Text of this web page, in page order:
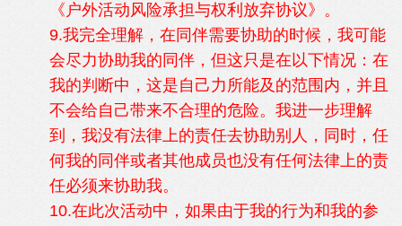
《户外活动风险承担与权利放弃协议》。
9.我完全理解，在同伴需要协助的时候，我可能
会尽力协助我的同伴，但这只是在以下情况：在
我的判断中，这是自己力所能及的范围内，并且
不会给自己带来不合理的危险。我进一步理解
到，我没有法律上的责任去协助别人，同时，任
何我的同伴或者其他成员也没有任何法律上的责
任必须来协助我。
10.在此次活动中，如果由于我的行为和我的参